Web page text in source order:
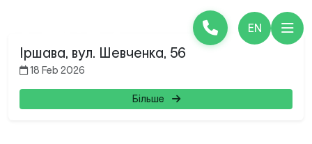
EN
Іршава, вул. Шевченка, 56
18 Feb 2026
Більше